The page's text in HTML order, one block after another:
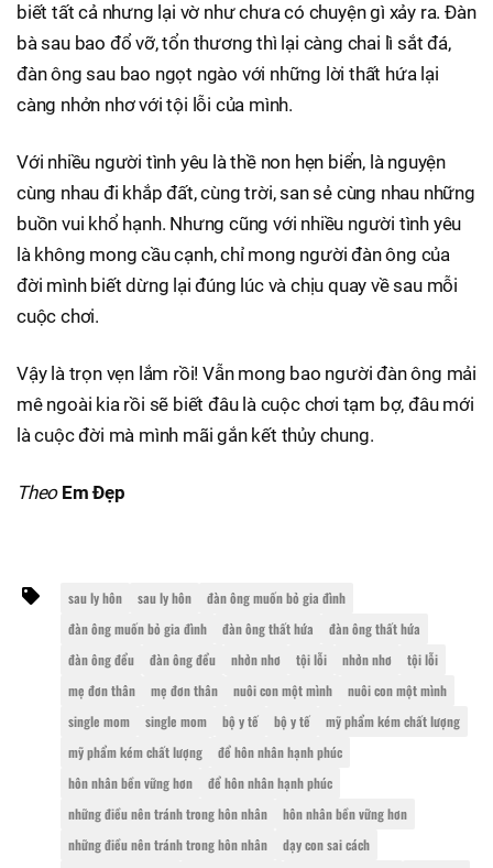
biết tất cả nhưng lại vờ như chưa có chuyện gì xảy ra. Đàn
bà sau bao đổ vỡ, tổn thương thì lại càng chai lì sắt đá,
đàn ông sau bao ngọt ngào với những lời thất hứa lại
càng nhởn nhơ với tội lỗi của mình.
Với nhiều người tình yêu là thề non hẹn biển, là nguyện
cùng nhau đi khắp đất, cùng trời, san sẻ cùng nhau những
buồn vui khổ hạnh. Nhưng cũng với nhiều người tình yêu
là không mong cầu cạnh, chỉ mong người đàn ông của
đời mình biết dừng lại đúng lúc và chịu quay về sau mỗi
cuộc chơi.
Vậy là trọn vẹn lắm rồi! Vẫn mong bao người đàn ông mải
mê ngoài kia rồi sẽ biết đâu là cuộc chơi tạm bợ, đâu mới
là cuộc đời mà mình mãi gắn kết thủy chung.
Theo Em Đẹp
sau ly hôn sau ly hôn
đàn ông muốn bỏ gia đình
đàn ông muốn bỏ gia đình
đàn ông thất hứa
đàn ông thất hứa
đàn ông đểu
đàn ông đểu nhởn nhơ tội lỗi nhởn nhơ
tội lỗi
mẹ đơn thân
mẹ đơn thân nuôi con một mình
nuôi con một mình
single mom
single mom bộ y tế bộ y tế
mỹ phẩm kém chất lượng
mỹ phẩm kém chất lượng
để hôn nhân hạnh phúc
hôn nhân bền vững hơn
để hôn nhân hạnh phúc
những điều nên tránh trong hôn nhân
hôn nhân bền vững hơn
những điều nên tránh trong hôn nhân
dạy con sai cách